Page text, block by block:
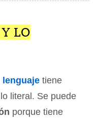
LO
lenguaje tiene
literal. Se puede
porque tiene